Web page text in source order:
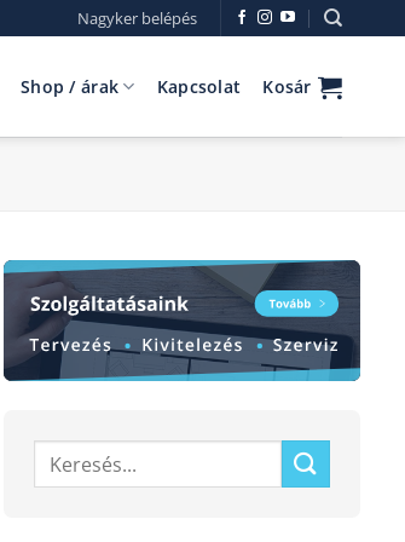
Nagyker belépés
Shop / árak Kapcsolat Kosár
Keresés
a